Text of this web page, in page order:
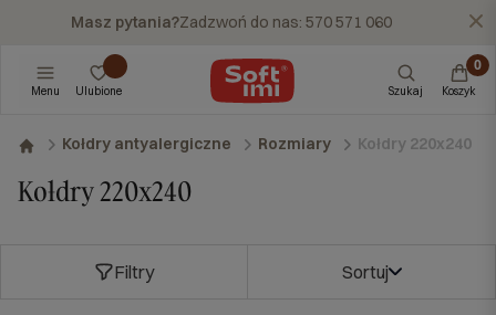
Masz pytania?Zadzwoń do nas: 570 571 060 X
Menu Ulubione Szukaj Koszyk
Kołdry antyalergiczne Rozmiary Kołdry 220x240
Kołdry 220x240
Sortuj
Filtry